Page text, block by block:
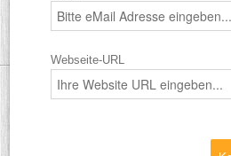
Webseite-URL